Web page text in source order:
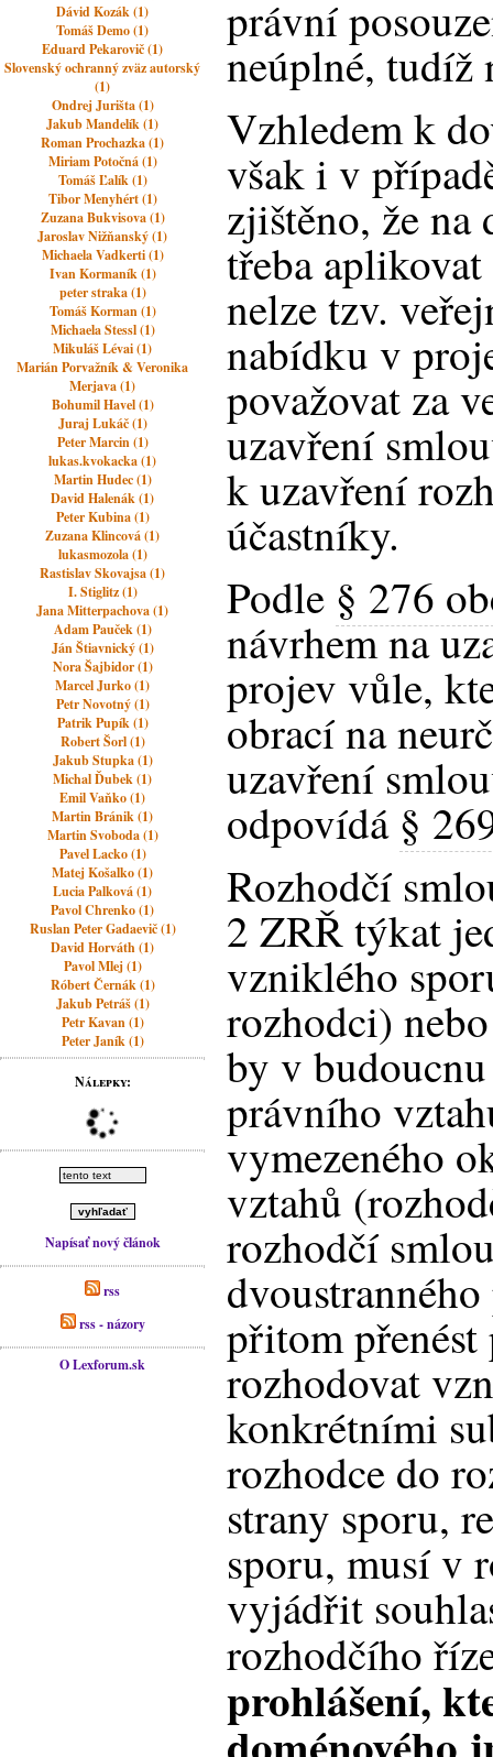
Dávid Kozák (1)
Tomáš Demo (1)
Eduard Pekarovič (1)
Slovenský ochranný zväz autorský
(1)
Ondrej Jurišta (1)
Jakub Mandelík (1)
Roman Prochazka (1)
Miriam Potočná (1)
Tomáš Ľalík (1)
Tibor Menyhért (1)
Zuzana Bukvisova (1)
Jaroslav Nižňanský (1)
Michaela Vadkerti (1)
Ivan Kormaník (1)
peter straka (1)
Tomáš Korman (1)
Michaela Stessl (1)
Mikuláš Lévai (1)
Marián Porvažník & Veronika
Merjava (1)
Bohumil Havel (1)
Juraj Lukáč (1)
Peter Marcin (1)
lukas.kvokacka (1)
Martin Hudec (1)
David Halenák (1)
Peter Kubina (1)
Zuzana Klincová (1)
lukasmozola (1)
Rastislav Skovajsa (1)
I. Stiglitz (1)
Jana Mitterpachova (1)
Adam Pauček (1)
Ján Štiavnický (1)
Nora Šajbidor (1)
Marcel Jurko (1)
Petr Novotný (1)
Patrik Pupík (1)
Robert Šorl (1)
Jakub Stupka (1)
Michal Ďubek (1)
Emil Vaňko (1)
Martin Bránik (1)
Martin Svoboda (1)
Pavel Lacko (1)
Matej Košalko (1)
Lucia Palková (1)
Pavol Chrenko (1)
Ruslan Peter Gadaevič (1)
David Horváth (1)
Pavol Mlej (1)
Róbert Černák (1)
Jakub Petráš (1)
Petr Kavan (1)
Peter Janík (1)
Nálepky:
Napísať nový článok
rss
rss - názory
O Lexforum.sk
právní
neúplné, tudíž
Vzhledem k
však i v
zjištěno, že
třeba
nelze tzv.
nabídku v
považovat za
uzavření
k uzavření
účastníky.
Podle § 276
návrhem na
projev vůle,
obrací na
uzavření
odpovídá §
Rozhodčí
2 ZRŘ týkat
vzniklého
rozhodci)
by v
právního
vymezeného
vztahů
rozhodčí
přitom přenést
rozhodovat
konkrétními
rozhodce do
strany sporu,
sporu, musí v
vyjádřit
rozhodčího
prohlášení,